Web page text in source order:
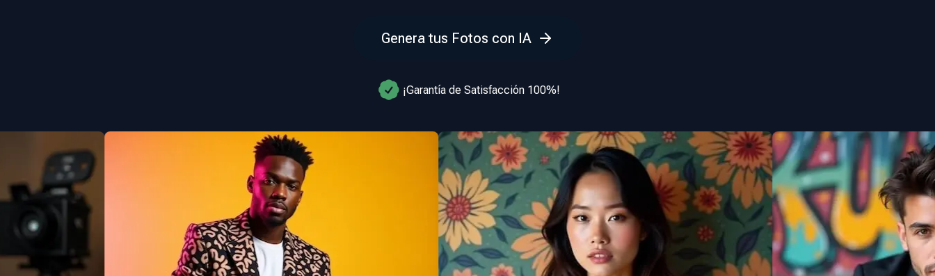
Genera tus Fotos con IA
¡Garantía de Satisfacción 100%!